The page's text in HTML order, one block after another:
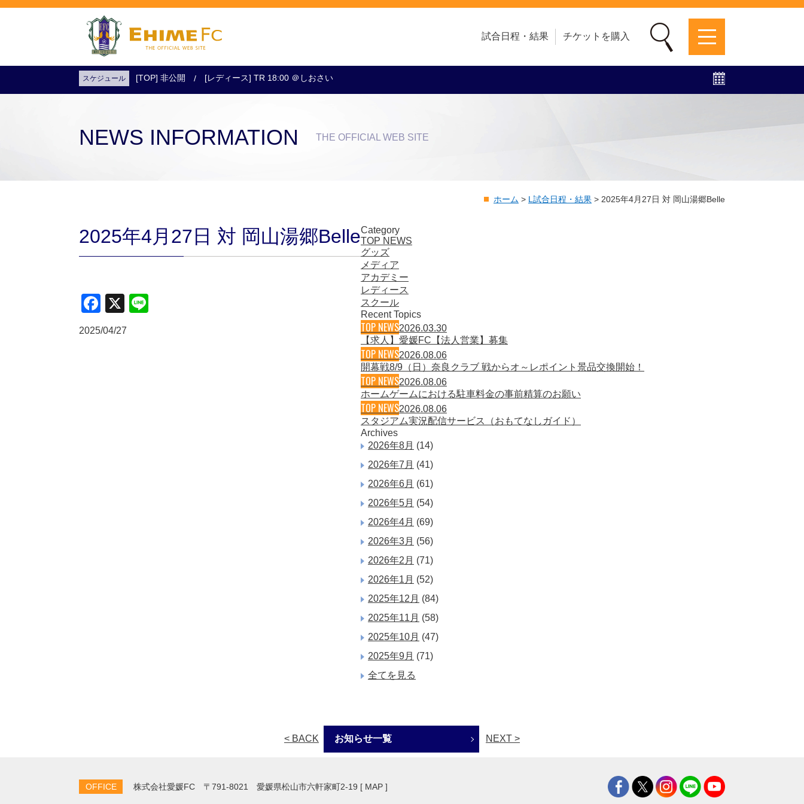
試合日程・結果 チケットを購入
試合日程・結果 アクセス クラブ・会社情報
スケジュール [TOP] 非公開 [レディース] TR 18:00 ＠しおさい
NEWS INFORMATION THE OFFICIAL WEB SITE
ホーム > L試合日程・結果 > 2025年4月27日 対 岡山湯郷Belle
2025年4月27日 対 岡山湯郷Belle
Facebook
X
2025/04/27
Category
TOP NEWS
グッズ
メディア
アカデミー
レディース
スクール
Recent Topics
TOP NEWS2026.03.30
【求人】愛媛FC【法人営業】募集
TOP NEWS2026.08.06
開幕戦8/9（日）奈良クラブ 戦からオ～レポイント景品交換開始！
TOP NEWS2026.08.06
ホームゲームにおける駐車料金の事前精算のお願い
TOP NEWS2026.08.06
スタジアム実況配信サービス（おもてなしガイド）
Archives
2026年8月 (14)
2026年7月 (41)
2026年6月 (61)
2026年5月 (54)
2026年4月 (69)
2026年3月 (56)
2026年2月 (71)
2026年1月 (52)
2025年12月 (84)
2025年11月 (58)
2025年10月 (47)
2025年9月 (71)
全てを見る
< BACK お知らせ一覧 NEXT >
OFFICE 株式会社愛媛FC 〒791-8021 愛媛県松山市六軒家町2-19 [ MAP ]